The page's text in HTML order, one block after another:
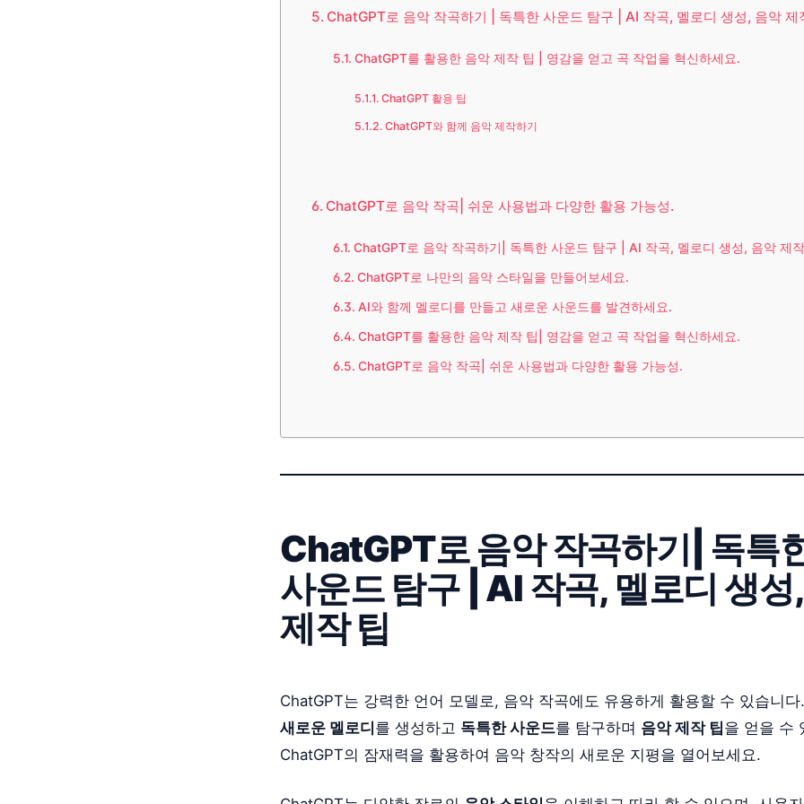
ChatGPT로 음악 작곡하기 | 독특한 사운드 탐구 | AI 작곡, 멜로디 생성, 음악 제
ChatGPT를 활용한 음악 제작 팁 | 영감을 얻고 곡 작업을 혁신하세요.
ChatGPT 활용 팁
ChatGPT와 함께 음악 제작하기
ChatGPT로 음악 작곡| 쉬운 사용법과 다양한 활용 가능성.
ChatGPT로 음악 작곡하기| 독특한 사운드 탐구 | AI 작곡, 멜로디 생성, 음악 제
ChatGPT로 나만의 음악 스타일을 만들어보세요.
AI와 함께 멜로디를 만들고 새로운 사운드를 발견하세요.
ChatGPT를 활용한 음악 제작 팁| 영감을 얻고 곡 작업을 혁신하세요.
ChatGPT로 음악 작곡| 쉬운 사용법과 다양한 활용 가능성.
ChatGPT로 음악 작곡하기| 독특
사운드 탐구 | AI 작곡, 멜로디 생성
제작 팁
ChatGPT는 강력한 언어 모델로, 음악 작곡에도 유용하게 활용할 수 있습니
새로운 멜로디를 생성하고 독특한 사운드를 탐구하며 음악 제작 팁을 얻을 수
ChatGPT의 잠재력을 활용하여 음악 창작의 새로운 지평을 열어보세요.